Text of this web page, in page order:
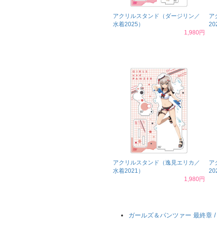
アクリルスタンド（ダージリン／
水着2025）
1,980円
ア
アクリルスタンド（逸見エリカ／
水着2021）
1,980円
ア
ガールズ＆パンツァー 最終章